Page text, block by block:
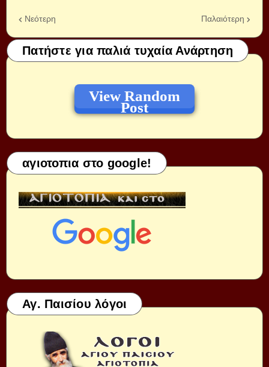
Νεότερη Παλαιότερη
Πατήστε για παλιά τυχαία Ανάρτηση
View Random
Post
αγιοτοπια στο google!
Αγ. Παισίου λόγοι